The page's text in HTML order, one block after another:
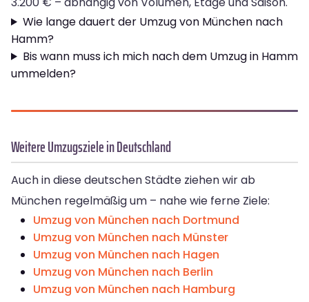
Wie lange dauert der Umzug von München nach
Hamm?
Bis wann muss ich mich nach dem Umzug in Hamm
ummelden?
Weitere Umzugsziele in Deutschland
Auch in diese deutschen Städte ziehen wir ab
München regelmäßig um – nahe wie ferne Ziele:
Umzug von München nach Dortmund
Umzug von München nach Münster
Umzug von München nach Hagen
Umzug von München nach Berlin
Umzug von München nach Hamburg